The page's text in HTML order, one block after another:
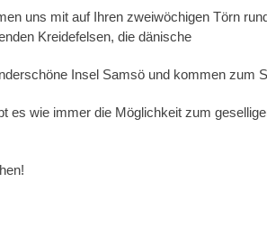
uns mit auf Ihren zweiwöchigen Törn
Kreidefelsen, die dänische
Insel Samsö und kommen zum
es wie immer die Möglichkeit zum